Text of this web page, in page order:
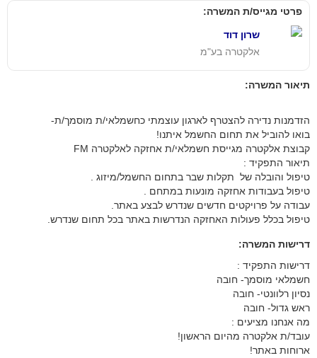
פרטי מגייס/ת המשרה:
שרון דוד
אלקטרה בע"מ
תיאור המשרה:
הזדמנות נדירה להצטרף לארגון עוצמתי כחשמלאי/ת מוסמך/ת-
בואו להוביל את תחום החשמל איתנו!
קבוצת אלקטרה מגייסת חשמלאי/ת אחזקה לאלקטרה FM
תיאור התפקיד :
טיפול והובלה של תקלות שבר בתחום החשמל/מיזוג .
טיפול בעבודות אחזקה מונעות במתחם .
עבודה על פרויקטים חדשים שנדרש לבצע באתר.
טיפול בכלל פעולות האחזקה הנדרשות באתר בכל תחום שנדרש.
דרישות המשרה:
דרישות התפקיד :
חשמלאי מוסמך- חובה
נסיון רלוונטי- חובה
ראש גדול- חובה
מה אנחנו מציעים :
עובד/ת אלקטרה מהיום הראשון!
ארוחות באתר!